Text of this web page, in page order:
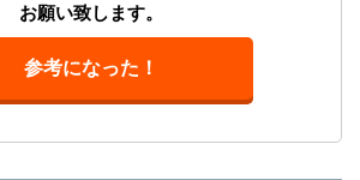
お願い致します。
参考になった！